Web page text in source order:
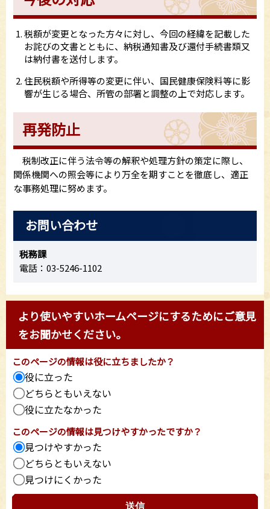
税額が変更となった方々に対し、今回の経緯を記載した
お詫びの文書とともに、納税通知書及び還付手続書類又
は納付書を送付します。
住民税額や所得等の変更に伴い、国民健康保険料等に影
響が生じる場合、所管の部署と調整の上で対応します。
再発防止
税制改正に伴う法令等の解釈や処理方針の策定に際し、
関係機関への照会等により万全を期すことを徹底し、適正
な事務処理に努めます。
お問い合わせ
税務課
電話：03-5246-1102
より使いやすいホームページにするためにご意見
をお聞かせください。
このページの情報は役に立ちましたか？
役に立った
どちらともいえない
役に立たなかった
このページの情報は見つけやすかったですか？
見つけやすかった
どちらともいえない
見つけにくかった